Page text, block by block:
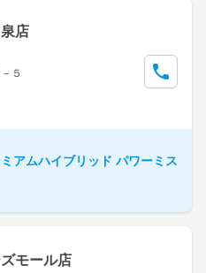
店
５
アムハイブリッド パワーミス
モール店